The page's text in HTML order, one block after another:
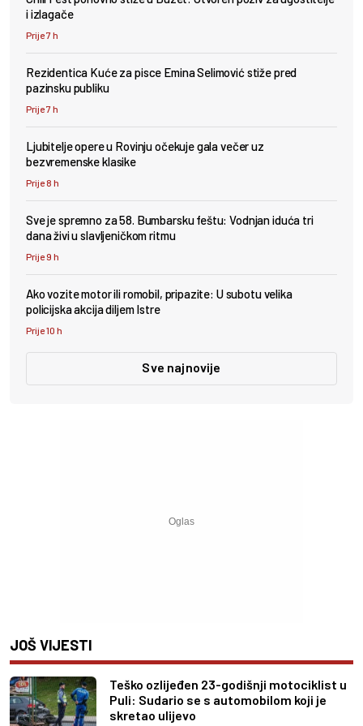
i izlagače
Prije 7 h
Rezidentica Kuće za pisce Emina Selimović stiže pred
pazinsku publiku
Prije 7 h
Ljubitelje opere u Rovinju očekuje gala večer uz
bezvremenske klasike
Prije 8 h
Sve je spremno za 58. Bumbarsku feštu: Vodnjan iduća tri
dana živi u slavljeničkom ritmu
Prije 9 h
Ako vozite motor ili romobil, pripazite: U subotu velika
policijska akcija diljem Istre
Prije 10 h
Sve najnovije
JOŠ VIJESTI
Teško ozlijeđen 23-godišnji motociklist u
Puli: Sudario se s automobilom koji je
skretao ulijevo